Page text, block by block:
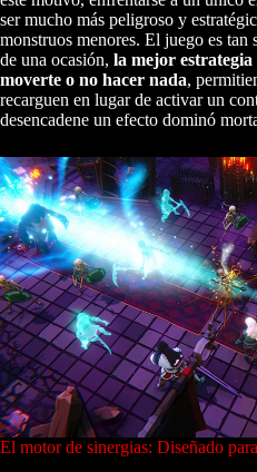
ser mucho más peligroso y
monstruos menores. El juego es tan
de una ocasión, la mejor
moverte o no hacer nada,
recarguen en lugar de activar un
desencadene un efecto dominó
El motor de sinergias: Diseñado